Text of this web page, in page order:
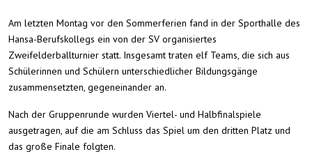
Am letzten Montag vor den Sommerferien fand in der Sporthalle des
Hansa-Berufskollegs ein von der SV organisiertes
Zweifelderballturnier statt. Insgesamt traten elf Teams, die sich aus
Schülerinnen und Schülern unterschiedlicher Bildungsgänge
zusammensetzten, gegeneinander an.
Nach der Gruppenrunde wurden Viertel- und Halbfinalspiele
ausgetragen, auf die am Schluss das Spiel um den dritten Platz und
das große Finale folgten.